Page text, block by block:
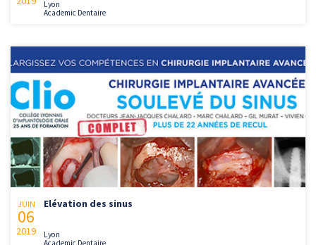
Lyon
Academic Dentaire
JUIN
06
2019
Elévation des sinus
Lyon
Academic Dentaire